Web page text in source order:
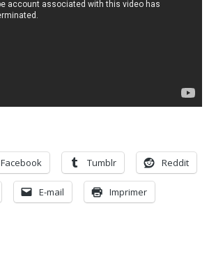
Facebook Tumblr Reddit
E-mail Imprimer